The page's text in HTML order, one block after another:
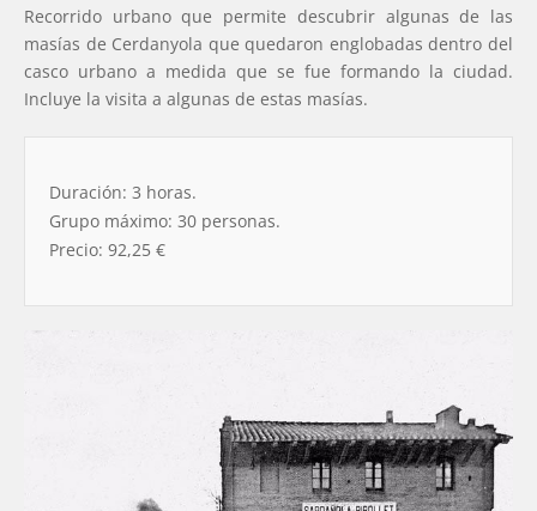
Recorrido urbano que permite descubrir algunas de las
masías de Cerdanyola que quedaron englobadas dentro del
casco urbano a medida que se fue formando la ciudad.
Incluye la visita a algunas de estas masías.
Duración: 3 horas.
Grupo máximo: 30 personas.
Precio: 92,25 €